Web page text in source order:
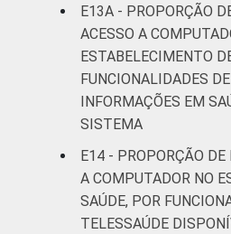
E13A - PROPORÇÃO
ACESSO A
ESTABELECIMENTO
FUNCIONALIDADES
INFORMAÇÕES EM
SISTEMA
E14 - PROPORÇÃO
A COMPUTADOR NO
SAÚDE, POR
TELESSAÚDE